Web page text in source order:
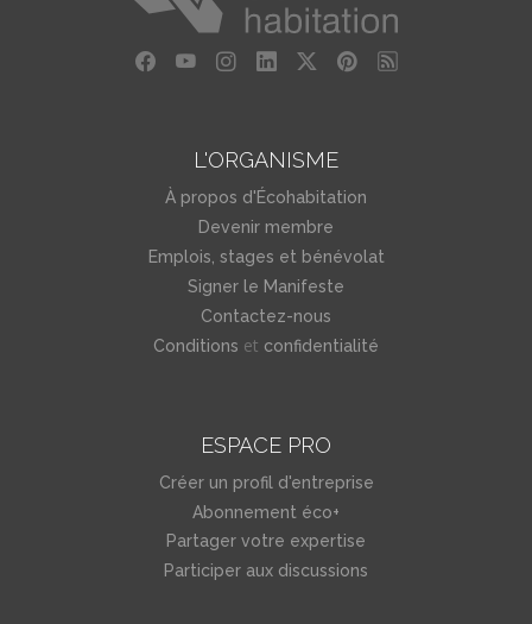
L'ORGANISME
À propos d'Écohabitation
Devenir membre
Emplois, stages et bénévolat
Signer le Manifeste
Contactez-nous
Conditions et confidentialité
ESPACE PRO
Créer un profil d'entreprise
Abonnement éco+
Partager votre expertise
Participer aux discussions